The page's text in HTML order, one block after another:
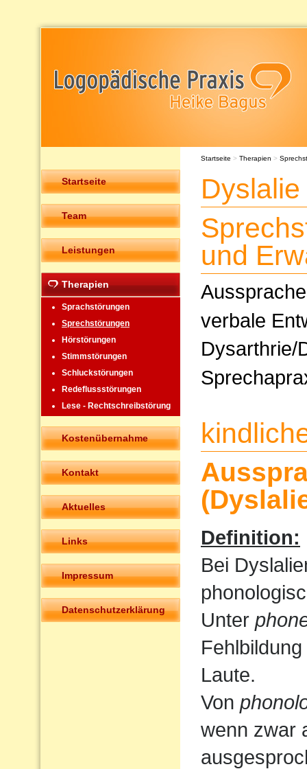
Startseite
Team
Leistungen
Therapien
Sprachstörungen
Sprechstörungen
Hörstörungen
Stimmstörungen
Schluckstörungen
Redeflussstörungen
Lese - Rechtschreibstörung
Kostenübernahme
Kontakt
Aktuelles
Links
Impressum
Datenschutzerklärung
Startseite > Therapien >
und
verbale
Dysarthrie/
Definition:
Bei
Unter
Laute.
Von
wenn zwar